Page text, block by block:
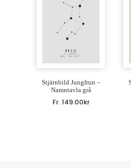
Stjärnbild Jungfrun –
Namntavla grå
Fr.149.00kr